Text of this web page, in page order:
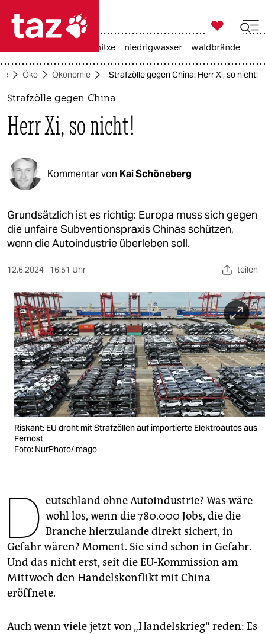
 taz zahl ich
taz zahl ich
politik
öko
gesellschaft
kultur
sport
berlin
nord
wahrheit
verlag
verlag
veranstaltungen
shop
fragen & hilfe
genossenschaft
epaper login

taz zahl ich
hitze niedrigwasser waldbrände
Öko Ökonomie Strafzölle gegen China: Herr Xi, so nicht!
Strafzölle gegen China
Herr Xi, so nicht!
Kommentar von Kai Schöneberg
Grundsätzlich ist es richtig: Europa muss sich gegen
die unfaire Subventionspraxis Chinas schützen,
wenn die Autoindustrie überleben soll.
12.6.2024 16:51 Uhr teilen
Riskant: EU droht mit Strafzöllen auf importierte Elektroautos aus
Fernost
Foto: NurPhoto/imago
D eutschland ohne Autoindustrie? Was wäre
wohl los, wenn die 780.000 Jobs, die die
Branche hierzulande direkt sichert, in
Gefahr wären? Moment. Sie sind schon in Gefahr.
Und das nicht erst, seit die EU-Kommission am
Mittwoch den Handelskonflikt mit China
eröffnete.
Auch wenn viele jetzt von „Handelskrieg“ reden: Es